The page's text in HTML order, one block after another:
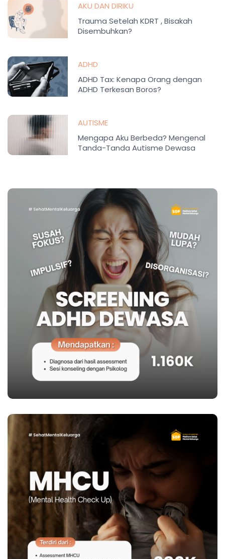
AKU DAN DIRIKU
Trauma Setelah KDRT , Bisakah
Disembuhkan?
ADHD
ADHD Tax: Kenapa Orang dengan
ADHD Terkesan Boros?
AUTISME
Mengapa Aku Berbeda? Mengenal
Tanda-Tanda Autisme Dewasa